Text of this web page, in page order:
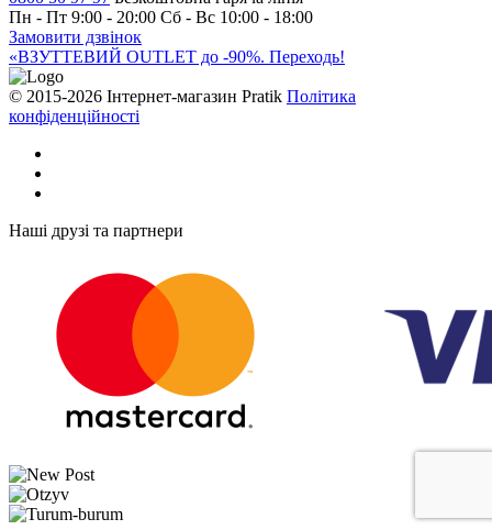
Пн - Пт 9:00 - 20:00 Сб - Вс 10:00 - 18:00
Замовити дзвінок
«ВЗУТТЕВИЙ OUTLET до -90%. Переходь!
© 2015-2026 Інтернет-магазин Pratik Політика
конфіденційності
Наші друзі та партнери